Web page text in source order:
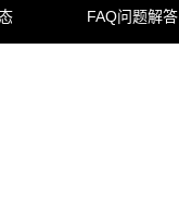
FAQ问题解答